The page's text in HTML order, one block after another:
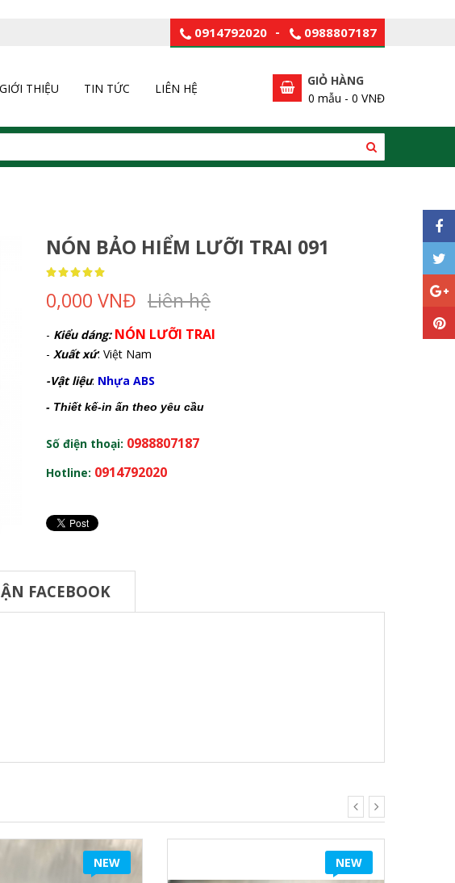
0914792020 - 0988807187
GIỚI THIỆU TIN TỨC LIÊN HỆ
GIỎ HÀNG
0 mẫu - 0 VNĐ
NÓN BẢO HIỂM LƯỠI TRAI 091
Rating:
100
% of100
0,000 VNĐ Liên hệ
- Kiểu dáng: NÓN LƯỠI TRAI
- Xuất xứ: Việt Nam
-Vật liệu: Nhựa ABS
- Thiết kế-in ấn theo yêu cầu
Số điện thoại: 0988807187
Hotline: 0914792020
FACEBOOK
NEW NEW